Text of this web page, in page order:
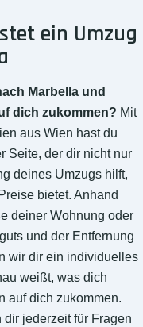
ein Umzug
Marbella und
dich zukommen? Mit
aus Wien hast du
Seite, der dir nicht nur
deines Umzugs hilft,
bietet. Anhand
deiner Wohnung oder
und der Entfernung
wir dir ein individuelles
weißt, was dich
auf dich zukommen.
jederzeit für Fragen